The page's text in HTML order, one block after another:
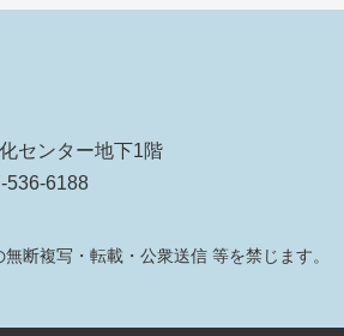
センター地下1階
536-6188
断複写・転載・公衆送信 等を禁じます。